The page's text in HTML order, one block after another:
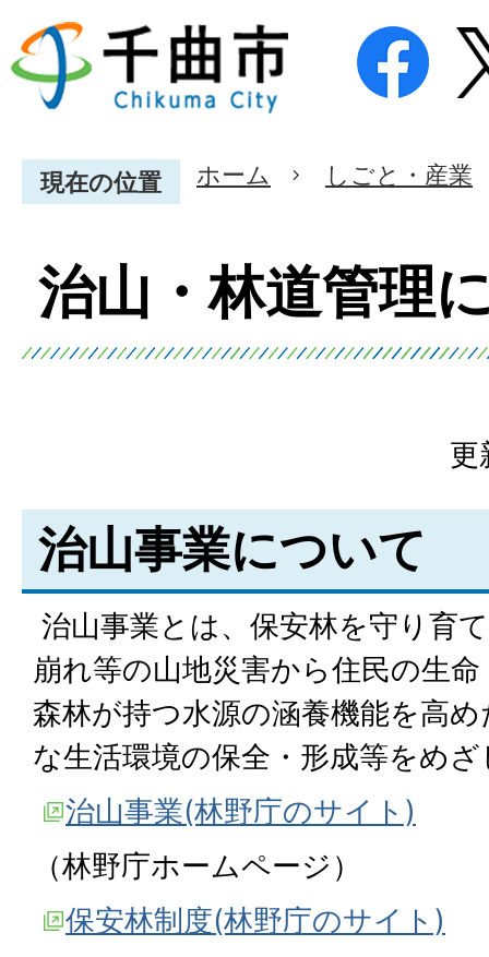
現在の位置 ホーム しごと・産業
治山・林道管理
更
治山事業について
治山事業とは、保安林を守り育
崩れ等の山地災害から住民の生
森林が持つ水源の涵養機能を高
な生活環境の保全・形成等をめ
治山事業(林野庁のサイト)
（林野庁ホームページ）
保安林制度(林野庁のサイト)